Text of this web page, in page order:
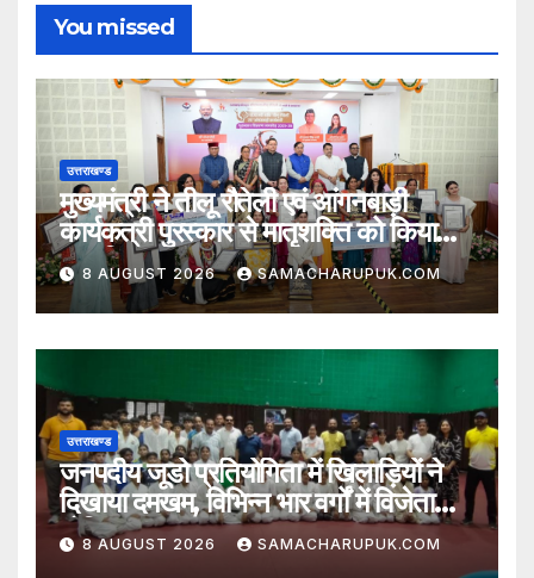
You missed
उत्तराखण्ड
मुख्यमंत्री ने तीलू रौतेली एवं आंगनबाड़ी
कार्यकत्री पुरस्कार से मातृशक्ति को किया
सम्मानित
8 AUGUST 2026 SAMACHARUPUK.COM
उत्तराखण्ड
जनपदीय जूडो प्रतियोगिता में खिलाड़ियों ने
दिखाया दमखम, विभिन्न भार वर्गों में विजेता
घोषित
8 AUGUST 2026 SAMACHARUPUK.COM